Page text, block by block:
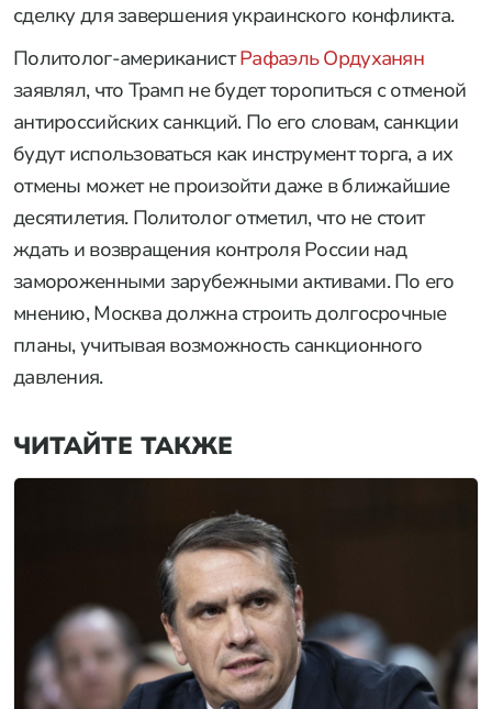
сделку для завершения украинского конфликта.
Политолог-американистРафаэль Ордуханян
заявлял, что Трамп не будет торопиться с отменой
антироссийских санкций. По его словам, санкции
будут использоваться как инструмент торга, а их
отмены может не произойти даже в ближайшие
десятилетия. Политолог отметил, что не стоит
ждать и возвращения контроля России над
замороженными зарубежными активами. По его
мнению, Москва должна строить долгосрочные
планы, учитывая возможность санкционного
давления.
ЧИТАЙТЕ ТАКЖЕ